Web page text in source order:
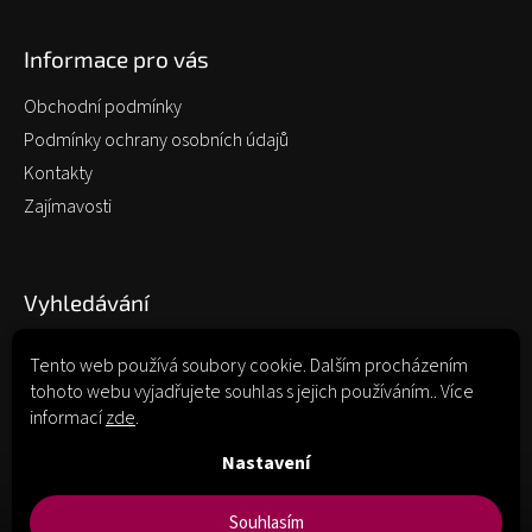
Tento web používá soubory cookie. Dalším procházením
tohoto webu vyjadřujete souhlas s jejich používáním.. Více
informacízde.
Nastavení
Souhlasím
Informace pro vás
Obchodní podmínky
Podmínky ochrany osobních údajů
Kontakty
Zajímavosti
Vyhledávání
Hledat